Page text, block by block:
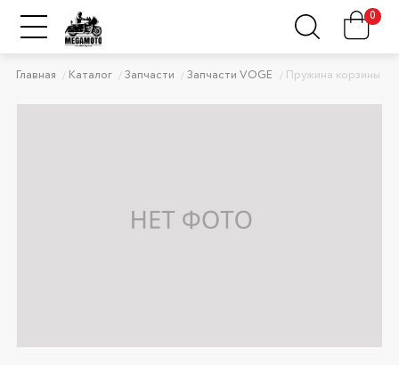
0
Главная Каталог Запчасти Запчасти VOGE Пружина корзины